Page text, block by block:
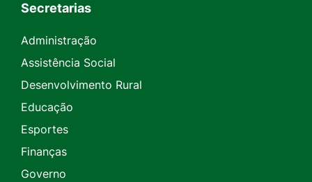
Secretarias
Administração
Assistência Social
Desenvolvimento Rural
Educação
Esportes
Finanças
Governo